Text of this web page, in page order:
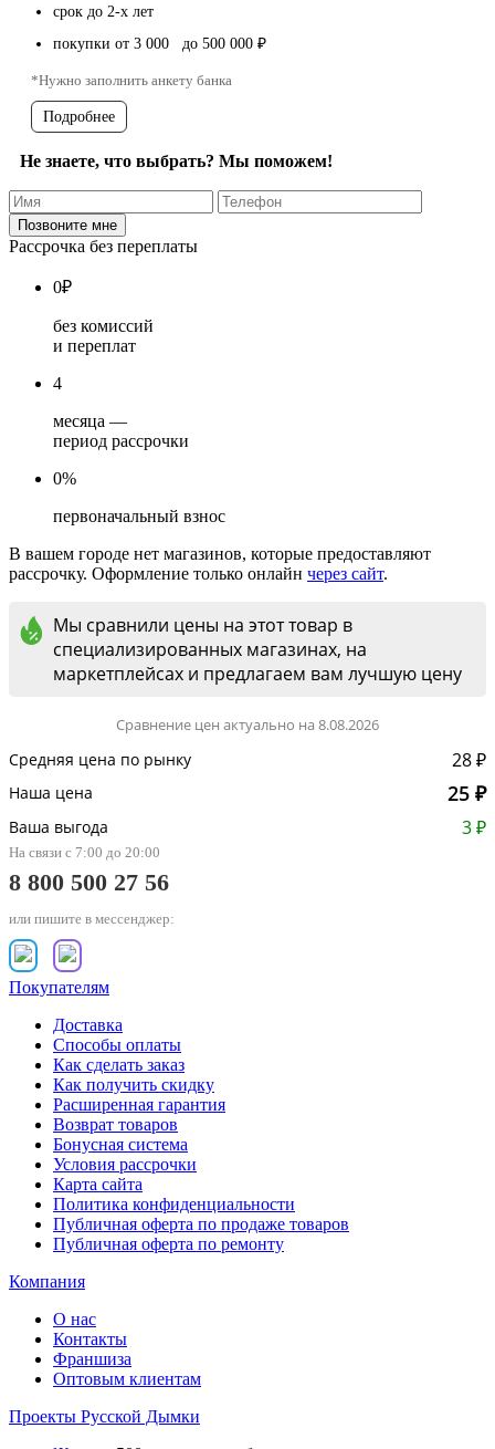
срок до 2-х лет
покупки от 3 000 до 500 000 ₽
*Нужно заполнить анкету банка
Подробнее
Не знаете, что выбрать? Мы поможем!
Рассрочка без переплаты
0₽
без комиссий
и переплат
4
месяца —
период рассрочки
0%
первоначальный взнос
В вашем городе нет магазинов, которые предоставляют
рассрочку. Оформление только онлайн через сайт.
Мы сравнили цены на этот товар в
специализированных магазинах, на
маркетплейсах и предлагаем вам лучшую цену
Сравнение цен актуально на 8.08.2026
Средняя цена по рынку 28 ₽
Наша цена 25 ₽
Ваша выгода 3 ₽
На связи с 7:00 до 20:00
8 800 500 27 56
или пишите в мессенджер:
Покупателям
Доставка
Способы оплаты
Как сделать заказ
Как получить скидку
Расширенная гарантия
Возврат товаров
Бонусная система
Условия рассрочки
Карта сайта
Политика конфиденциальности
Публичная оферта по продаже товаров
Публичная оферта по ремонту
Компания
О нас
Контакты
Франшиза
Оптовым клиентам
Проекты Русской Дымки